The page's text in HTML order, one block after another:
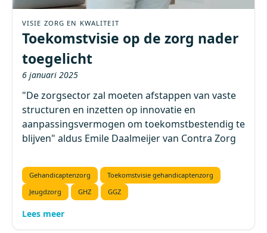
VISIE ZORG EN KWALITEIT
Toekomstvisie op de zorg nader
toegelicht
6 januari 2025
"De zorgsector zal moeten afstappen van vaste
structuren en inzetten op innovatie en
aanpassingsvermogen om toekomstbestendig te
blijven" aldus Emile Daalmeijer van Contra Zorg
Gehandicaptenzorg
Toekomstvisie gehandicaptenzorg
Jeugdzorg
GHZ GGZ
Lees meer